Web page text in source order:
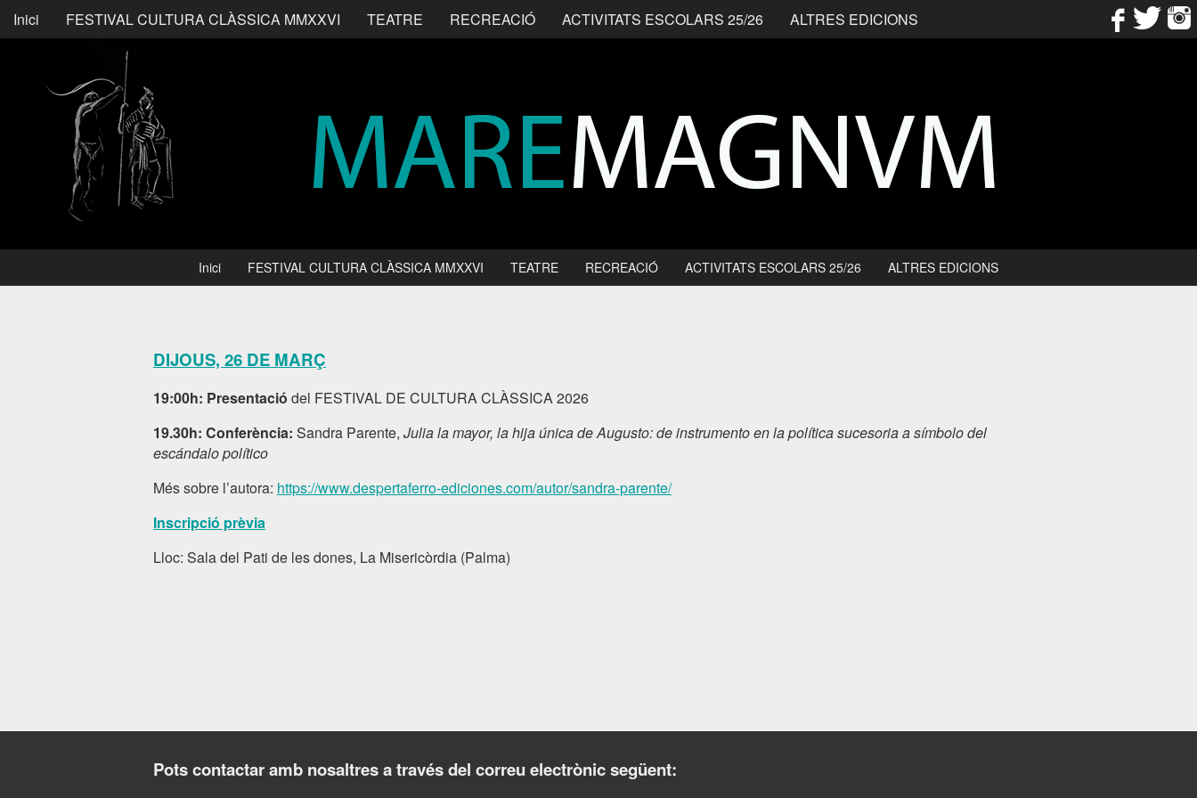
Inici FESTIVAL CULTURA CLÀSSICA MMXXVI TEATRE RECREACIÓ ACTIVITATS ESCOLARS 25/26 ALTRES EDICIONS
Inici FESTIVAL CULTURA CLÀSSICA MMXXVI TEATRE RECREACIÓ ACTIVITATS ESCOLARS 25/26 ALTRES EDICIONS
DIJOUS, 26 DE MARÇ
19:00h: Presentació del FESTIVAL DE CULTURA CLÀSSICA 2026
19.30h: Conferència: Sandra Parente, Julia la mayor, la hija única de Augusto: de instrumento en la política sucesoria a símbolo del
escándalo político
Més sobre l’autora: https://www.despertaferro-ediciones.com/autor/sandra-parente/
Inscripció prèvia
Lloc: Sala del Pati de les dones, La Misericòrdia (Palma)
Pots contactar amb nosaltres a través del correu electrònic següent: